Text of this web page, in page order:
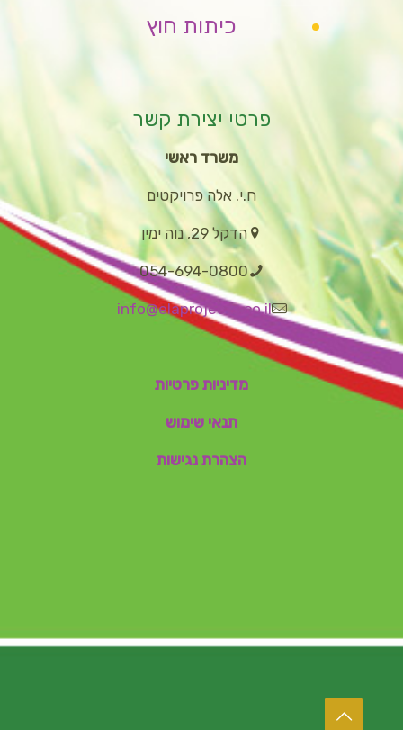
כיתות חוץ
פרטי יצירת קשר
משרד ראשי
ח.י. אלה פרויקטים
הדקל 29, נוה ימין
054-694-0800
info@elaprojects.co.il
מדיניות פרטיות
תנאי שימוש
הצהרת נגישות